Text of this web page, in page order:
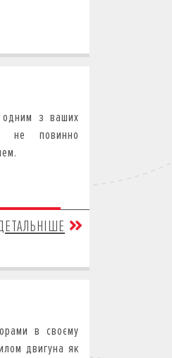
з ваших
не повинно
в своєму
двигуна як